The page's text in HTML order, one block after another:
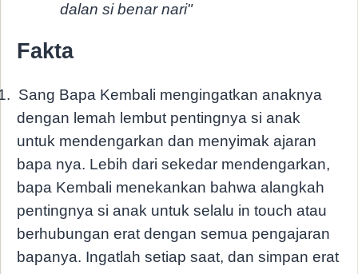
dalan si benar nari"
Fakta
Sang Bapa Kembali mengingatkan anaknya
dengan lemah lembut pentingnya si anak
untuk mendengarkan dan menyimak ajaran
bapa nya. Lebih dari sekedar mendengarkan,
bapa Kembali menekankan bahwa alangkah
pentingnya si anak untuk selalu in touch atau
berhubungan erat dengan semua pengajaran
bapanya. Ingatlah setiap saat, dan simpan erat